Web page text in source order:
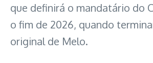
que definirá o mandatário do
o fim de 2026, quando
original de Melo.